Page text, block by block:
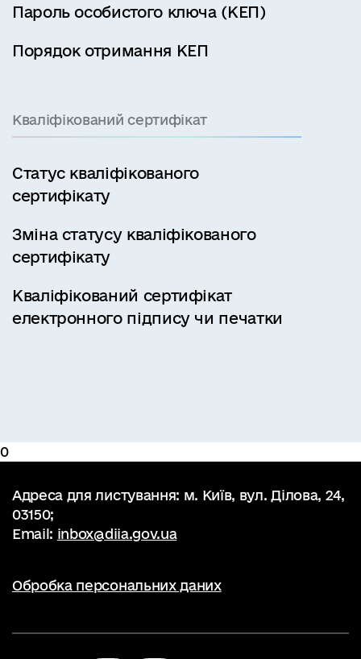
Пароль особистого ключа (КЕП)
Порядок отримання КЕП
Кваліфікований сертифікат
Статус кваліфікованого
сертифікату
Зміна статусу кваліфікованого
сертифікату
Кваліфікований сертифікат
електронного підпису чи печатки
0
Адреса для листування: м. Київ, вул. Ділова, 24,
03150;
Email: inbox@diia.gov.ua
Обробка персональних даних